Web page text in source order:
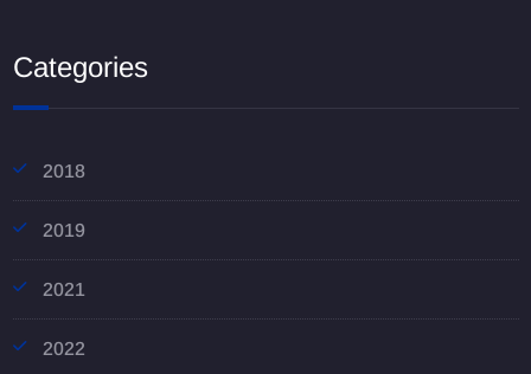
Categories
2018
2019
2021
2022